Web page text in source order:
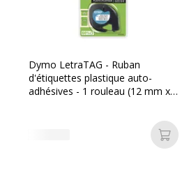
Dymo LetraTAG - Ruban
d'étiquettes plastique auto-
adhésives - 1 rouleau (12 mm x